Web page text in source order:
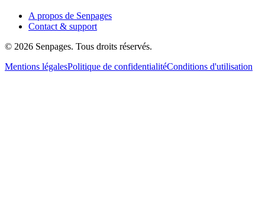
A propos de Senpages
Contact & support
© 2026 Senpages. Tous droits réservés.
Mentions légalesPolitique de confidentialitéConditions d'utilisation